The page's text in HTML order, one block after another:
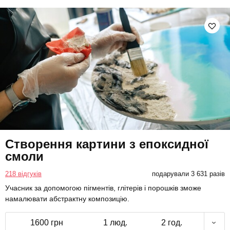
Створення картини з епоксидної
смоли
218 відгуків подарували 3 631 разів
Учасник за допомогою пігментів, глітерів і порошків зможе
намалювати абстрактну композицію.
1600 грн 1 люд. 2 год.